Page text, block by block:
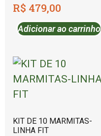
R$ 479,00
Adicionar ao carrinho
KIT DE 10 MARMITAS-
LINHA FIT